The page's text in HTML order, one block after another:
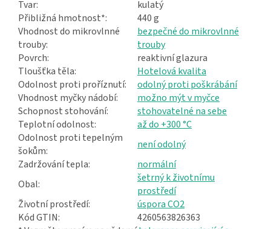
Tvar:
kulatý
Přibližná hmotnost*:
440 g
Vhodnost do mikrovlnné
trouby:
bezpečné do mikrovlnné
trouby
Povrch:
reaktivní glazura
Tloušťka těla:
Hotelová kvalita
Odolnost proti proříznutí:
odolný proti poškrábání
Vhodnost myčky nádobí:
možno mýt v myčce
Schopnost stohování:
stohovatelné na sebe
Teplotní odolnost:
až do +300 °C
Odolnost proti tepelným
šokům:
není odolný
Zadržování tepla:
normální
Obal:
šetrný k životnímu
prostředí
Životní prostředí:
úspora CO2
Kód GTIN:
4260563826363